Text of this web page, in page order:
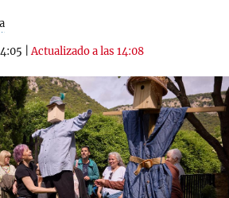
|Actualizado a las 14:08